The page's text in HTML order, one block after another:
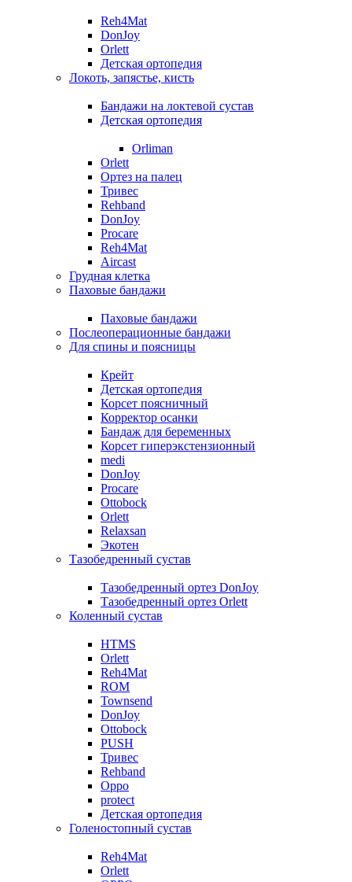
Reh4Mat
DonJoy
Orlett
Детская ортопедия
Локоть, запястье, кисть
Бандажи на локтевой сустав
Детская ортопедия
Orliman
Orlett
Ортез на палец
Тривес
Rehband
DonJoy
Procare
Reh4Mat
Aircast
Грудная клетка
Паховые бандажи
Паховые бандажи
Послеоперационные бандажи
Для спины и поясницы
Крейт
Детская ортопедия
Корсет поясничный
Корректор осанки
Бандаж для беременных
Корсет гиперэкстензионный
medi
DonJoy
Procare
Ottobock
Orlett
Relaxsan
Экотен
Тазобедренный сустав
Тазобедренный ортез DonJoy
Тазобедренный ортез Orlett
Коленный сустав
HTMS
Orlett
Reh4Mat
ROM
Townsend
DonJoy
Ottobock
PUSH
Тривес
Rehband
Oppo
protect
Детская ортопедия
Голеностопный сустав
Reh4Mat
Orlett